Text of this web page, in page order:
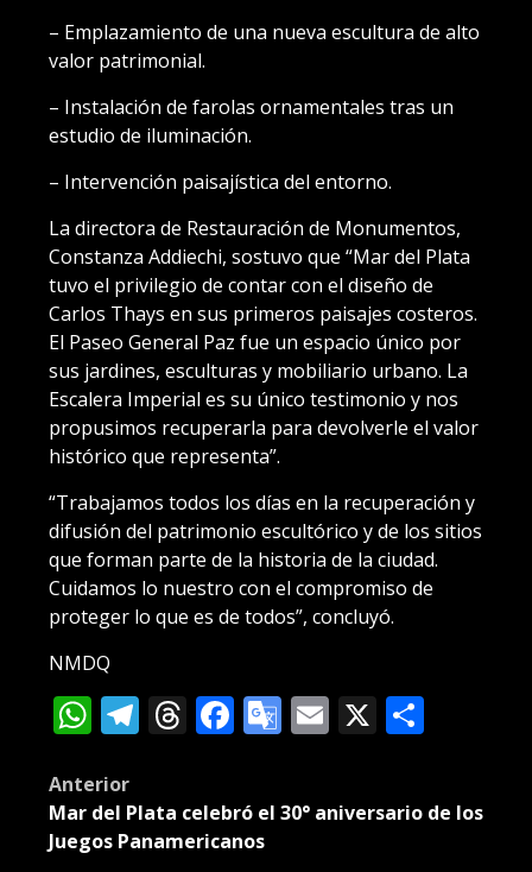
– Emplazamiento de una nueva escultura de alto
valor patrimonial.
– Instalación de farolas ornamentales tras un
estudio de iluminación.
– Intervención paisajística del entorno.
La directora de Restauración de Monumentos,
Constanza Addiechi, sostuvo que “Mar del Plata
tuvo el privilegio de contar con el diseño de
Carlos Thays en sus primeros paisajes costeros.
El Paseo General Paz fue un espacio único por
sus jardines, esculturas y mobiliario urbano. La
Escalera Imperial es su único testimonio y nos
propusimos recuperarla para devolverle el valor
histórico que representa”.
“Trabajamos todos los días en la recuperación y
difusión del patrimonio escultórico y de los sitios
que forman parte de la historia de la ciudad.
Cuidamos lo nuestro con el compromiso de
proteger lo que es de todos”, concluyó.
NMDQ
WhatsApp
Telegram
Threads
Facebook
Google
Email
X
Post
navigation
Anterior
Mar del Plata celebró el 30° aniversario de los
Juegos Panamericanos